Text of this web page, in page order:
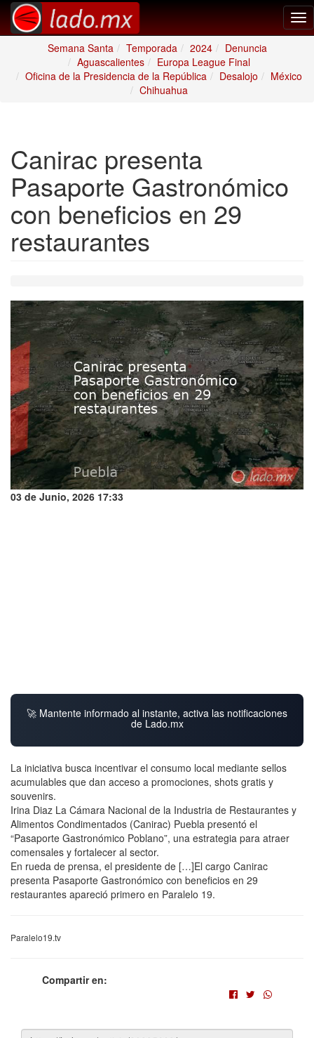
Semana Santa
Temporada 2024
Denuncia
Aguascalientes
Europa League Final
Oficina de la Presidencia de la República
Desalojo
México
Chihuahua
Canirac presenta
Pasaporte Gastronómico
con beneficios en 29
restaurantes
03 de Junio, 2026 17:33
🚀 Mantente informado al instante, activa las notificaciones
de Lado.mx
La iniciativa busca incentivar el consumo local mediante sellos
acumulables que dan acceso a promociones, shots gratis y
souvenirs.
Irina Diaz La Cámara Nacional de la Industria de Restaurantes y
Alimentos Condimentados (Canirac) Puebla presentó el
“Pasaporte Gastronómico Poblano”, una estrategia para atraer
comensales y fortalecer al sector.
En rueda de prensa, el presidente de […]El cargo Canirac
presenta Pasaporte Gastronómico con beneficios en 29
restaurantes apareció primero en Paralelo 19.
Paralelo19.tv
Compartir en: